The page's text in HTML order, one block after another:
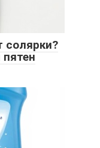
солярки?